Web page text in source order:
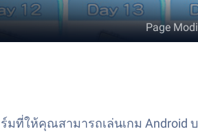
Page
ที่ให้คุณสามารถเล่นเกม Android บ